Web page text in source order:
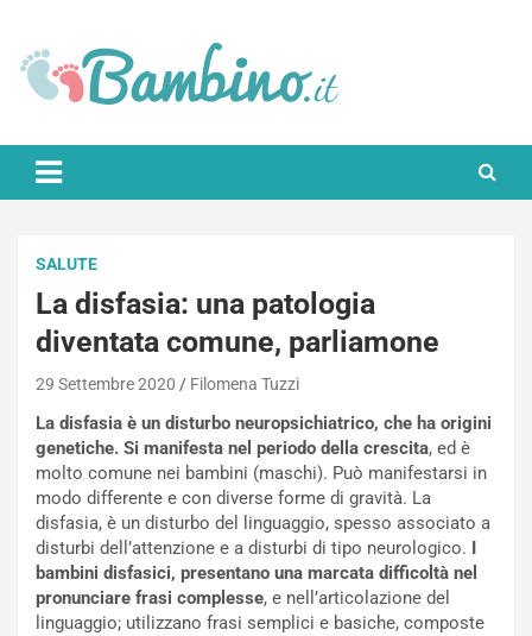
content
Bambino.it
SALUTE
La disfasia: una patologia
diventata comune, parliamone
29 Settembre 2020 Filomena Tuzzi
La disfasia è un disturbo neuropsichiatrico, che ha origini
genetiche. Si manifesta nel periodo della crescita, ed è
molto comune nei bambini (maschi). Può manifestarsi in
modo differente e con diverse forme di gravità. La
disfasia, è un disturbo del linguaggio, spesso associato a
disturbi dell’attenzione e a disturbi di tipo neurologico. I
bambini disfasici, presentano una marcata difficoltà nel
pronunciare frasi complesse, e nell’articolazione del
linguaggio; utilizzano frasi semplici e basiche, composte